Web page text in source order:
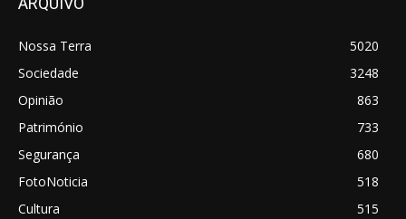
Nossa Terra
5020
Sociedade
3248
Opinião
863
Património
733
Segurança
680
FotoNoticia
518
Cultura
515